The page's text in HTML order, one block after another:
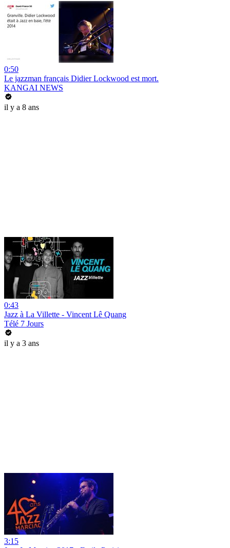
0:50
Le jazzman français Didier Lockwood est mort.
KANGAI NEWS
il y a 8 ans
0:43
Jazz à La Villette - Vincent Lê Quang
Télé 7 Jours
il y a 3 ans
3:15